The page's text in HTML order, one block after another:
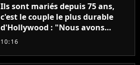
Ils sont mariés depuis 75 ans,
c'est le couple le plus durable
d'Hollywood : "Nous avons
avancé jour après jour, et les
décennies"
10:16